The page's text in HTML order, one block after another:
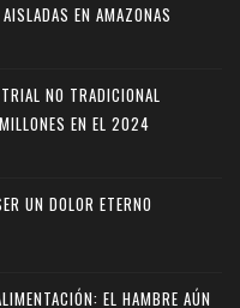
EN AMAZONAS
NO TRADICIONAL
EN EL 2024
UN DOLOR ETERNO
EL HAMBRE AÚN